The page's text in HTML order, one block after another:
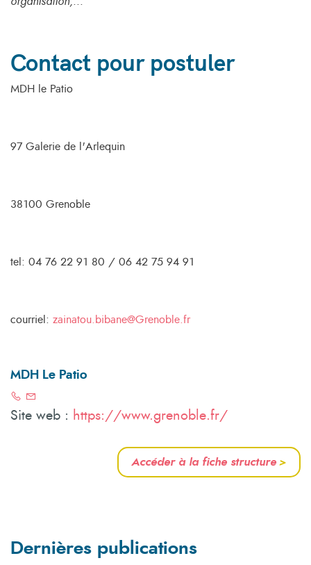
Contact pour postuler
MDH le Patio
97 Galerie de l'Arlequin
38100 Grenoble
tel: 04 76 22 91 80 / 06 42 75 94 91
courriel: zainatou.bibane@Grenoble.fr
MDH Le Patio
Site web : https://www.grenoble.fr/
Accéder à la fiche structure>
Dernières publications